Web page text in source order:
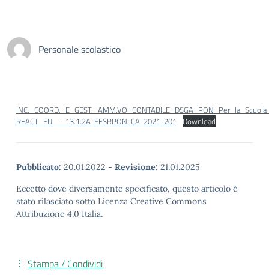
Personale scolastico
REACT_EU_-_13.1.2A-FESRPON-CA-2021-201
Download
Pubblicato: 20.01.2022 - Revisione: 21.01.2025
Eccetto dove diversamente specificato, questo articolo è
stato rilasciato sotto Licenza Creative Commons
Attribuzione 4.0 Italia.
Stampa / Condividi